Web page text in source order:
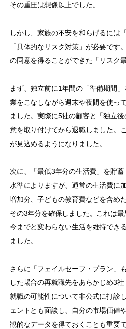
その重圧は想像以上でした。
しかし、家族の不安を和らげるには
「具体的なリスク対策」が必要です
の同意を得ることができた「リスク
まず、独立前に1年間の「準備期間
業をこなしながら週末や夜間を使っ
ました。実際に5社の顧客と「独立
意を取り付けてから退職しました。
が見込めるようになりました。
次に、「最低3年分の生活費」を貯
水準によりますが、通常の生活費に
増加分、子どもの教育費などを含め
その3年分を確保しました。これは
今までと変わらない生活を維持でき
ました。
さらに「フェイルセーフ・プラン」
した場合の再就職先をあらかじめ3
就職の可能性について非公式に打診
ェントとも面談し、自分の市場価値
観的なデータを得ておくことも重要で